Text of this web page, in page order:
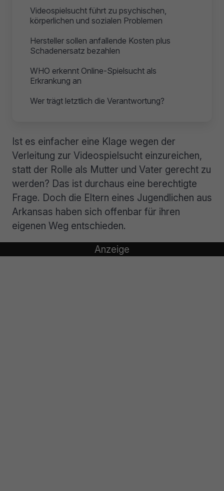
Videospielsucht führt zu psychischen,
körperlichen und sozialen Problemen
Hersteller sollen anfallende Kosten plus
Schadenersatz bezahlen
WHO erkennt Online-Spielsucht als
Erkrankung an
Wer trägt letztlich die Verantwortung?
Ist es einfacher eine Klage wegen der
Verleitung zur Videospielsucht einzureichen,
statt der Rolle als Mutter und Vater gerecht zu
werden? Das ist durchaus eine berechtigte
Frage. Doch die Eltern eines Jugendlichen aus
Arkansas haben sich offenbar für ihren
eigenen Weg entschieden.